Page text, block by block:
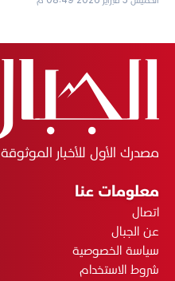
مصدرك الأول للأخبار الموثوقة
معلومات عنا
اتصال
عن الجبال
سياسة الخصوصية
شروط الاستخدام